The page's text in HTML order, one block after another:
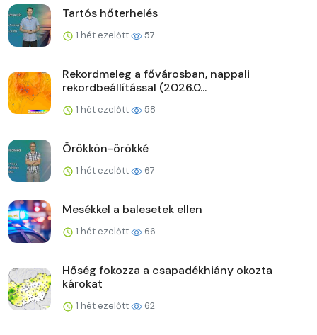
Tartós hőterhelés
1 hét ezelőtt 57
Rekordmeleg a fővárosban, nappali
rekordbeállítással (2026.0...
1 hét ezelőtt 58
Örökkön-örökké
1 hét ezelőtt 67
Mesékkel a balesetek ellen
1 hét ezelőtt 66
Hőség fokozza a csapadékhiány okozta
károkat
1 hét ezelőtt 62